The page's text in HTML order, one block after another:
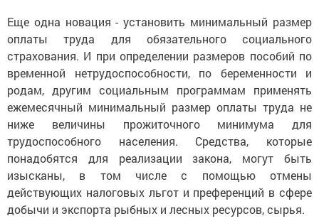
Еще одна новация - установить минимальный размер
оплаты труда для обязательного социального
страхования. И при определении размеров пособий по
временной нетрудоспособности, по беременности и
родам, другим социальным программам применять
ежемесячный минимальный размер оплаты труда не
ниже величины прожиточного минимума для
трудоспособного населения. Средства, которые
понадобятся для реализации закона, могут быть
изысканы, в том числе с помощью отмены
действующих налоговых льгот и преференций в сфере
добычи и экспорта рыбных и лесных ресурсов, сырья.